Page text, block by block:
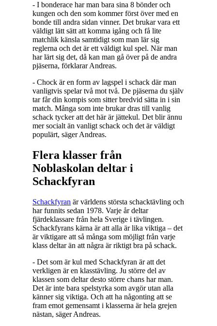
- I bonderace har man bara sina 8 bönder och
kungen och den som kommer först över med en
bonde till andra sidan vinner. Det brukar vara ett
väldigt lätt sätt att komma igång och få lite
matchlik känsla samtidigt som man lär sig
reglerna och det är ett väldigt kul spel. När man
har lärt sig det, då kan man gå över på de andra
pjäserna, förklarar Andreas.
- Chock är en form av lagspel i schack där man
vanligtvis spelar två mot två. De pjäserna du själv
tar får din kompis som sitter bredvid sätta in i sin
match. Många som inte brukar dras till vanlig
schack tycker att det här är jättekul. Det blir ännu
mer socialt än vanligt schack och det är väldigt
populärt, säger Andreas.
Flera klasser från
Noblaskolan deltar i
Schackfyran
Schackfyran är världens största schacktävling och
har funnits sedan 1978. Varje år deltar
fjärdeklassare från hela Sverige i tävlingen.
Schackfyrans kärna är att alla är lika viktiga – det
är viktigare att så många som möjligt från varje
klass deltar än att några är riktigt bra på schack.
- Det som är kul med Schackfyran är att det
verkligen är en klasstävling. Ju större del av
klassen som deltar desto större chans har man.
Det är inte bara spelstyrka som avgör utan alla
känner sig viktiga. Och att ha någonting att se
fram emot gemensamt i klasserna är hela grejen
nästan, säger Andreas.